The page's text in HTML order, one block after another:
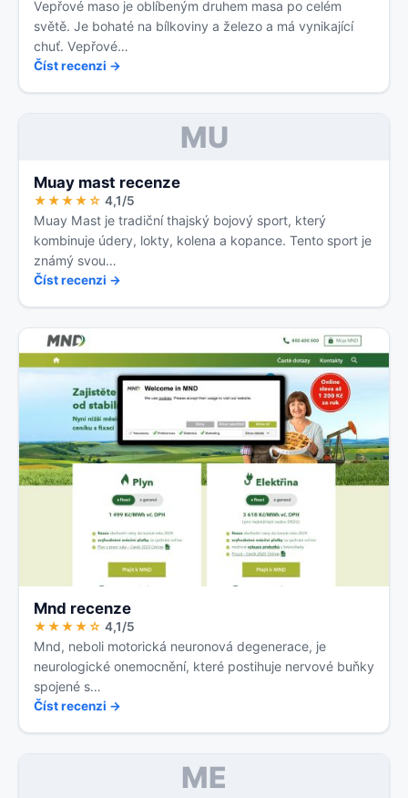
Vepřové maso je oblíbeným druhem masa po celém
světě. Je bohaté na bílkoviny a železo a má vynikající
chuť. Vepřové…
Číst recenzi →
MU
Muay mast recenze
★★★★☆ 4,1/5
Muay Mast je tradiční thajský bojový sport, který
kombinuje údery, lokty, kolena a kopance. Tento sport je
známý svou…
Číst recenzi →
Mnd recenze
★★★★☆ 4,1/5
Mnd, neboli motorická neuronová degenerace, je
neurologické onemocnění, které postihuje nervové buňky
spojené s…
Číst recenzi →
ME